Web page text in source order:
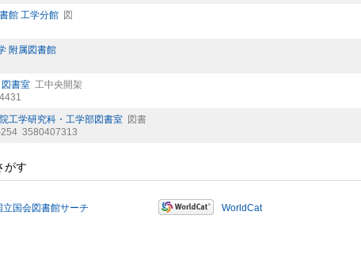
館 工学分館 図
附属図書館
書室 工中央開架
工学研究科・工学部図書室 図書
3580407313
がす
立国会図書館サーチ WorldCat